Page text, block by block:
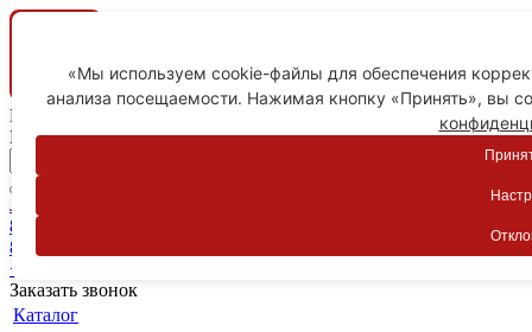
Ваш город
Пятигорск
Личный кабинет
8-800-775-59-89
8-800-775-59-89
+7 918 754-83-77
Заказать звонок
Каталог
«Мы используем cookie-файлы для обеспечения
анализа посещаемости. Нажимая кнопку «Принять», вы